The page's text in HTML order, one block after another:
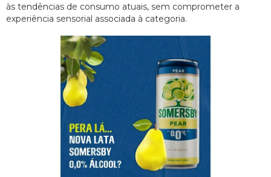
às tendências de consumo atuais, sem comprometer a
experiência sensorial associada à categoria.